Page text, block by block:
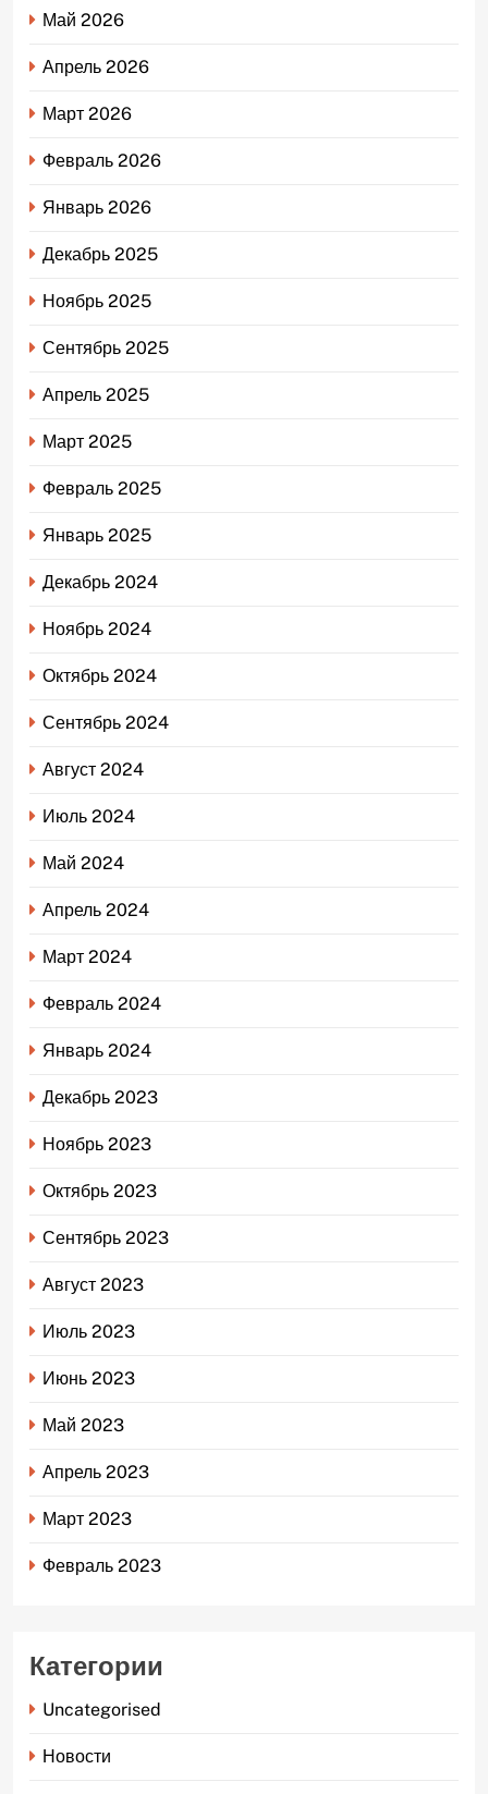
Май 2026
Апрель 2026
Март 2026
Февраль 2026
Январь 2026
Декабрь 2025
Ноябрь 2025
Сентябрь 2025
Апрель 2025
Март 2025
Февраль 2025
Январь 2025
Декабрь 2024
Ноябрь 2024
Октябрь 2024
Сентябрь 2024
Август 2024
Июль 2024
Май 2024
Апрель 2024
Март 2024
Февраль 2024
Январь 2024
Декабрь 2023
Ноябрь 2023
Октябрь 2023
Сентябрь 2023
Август 2023
Июль 2023
Июнь 2023
Май 2023
Апрель 2023
Март 2023
Февраль 2023
Категории
Uncategorised
Новости